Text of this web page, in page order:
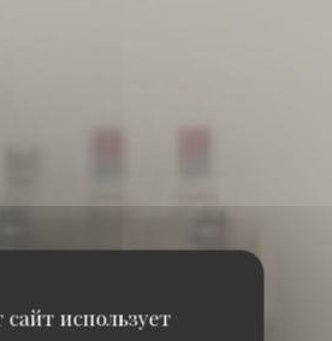
сайт использует